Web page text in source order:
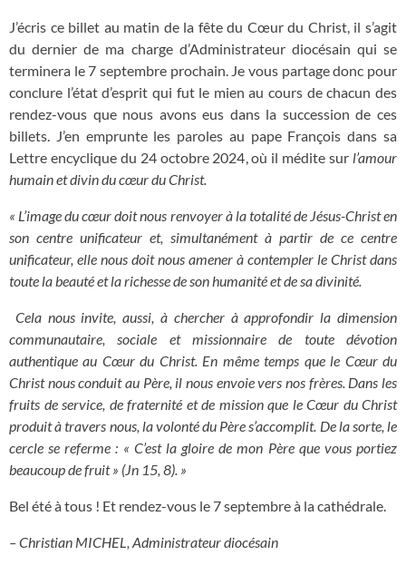
J’écris ce billet au matin de la fête du Cœur du Christ, il s’agit
du dernier de ma charge d’Administrateur diocésain qui se
terminera le 7 septembre prochain. Je vous partage donc pour
conclure l’état d’esprit qui fut le mien au cours de chacun des
rendez-vous que nous avons eus dans la succession de ces
billets. J’en emprunte les paroles au pape François dans sa
Lettre encyclique du 24 octobre 2024, où il médite sur l’amour
humain et divin du cœur du Christ.
« L’image du cœur doit nous renvoyer à la totalité de Jésus-Christ en
son centre unificateur et, simultanément à partir de ce centre
unificateur, elle nous doit nous amener à contempler le Christ dans
toute la beauté et la richesse de son humanité et de sa divinité.
Cela nous invite, aussi, à chercher à approfondir la dimension
communautaire, sociale et missionnaire de toute dévotion
authentique au Cœur du Christ. En même temps que le Cœur du
Christ nous conduit au Père, il nous envoie vers nos frères. Dans les
fruits de service, de fraternité et de mission que le Cœur du Christ
produit à travers nous, la volonté du Père s’accomplit. De la sorte, le
cercle se referme : « C’est la gloire de mon Père que vous portiez
beaucoup de fruit » (Jn 15, 8). »
Bel été à tous ! Et rendez-vous le 7 septembre à la cathédrale.
– Christian MICHEL, Administrateur diocésain